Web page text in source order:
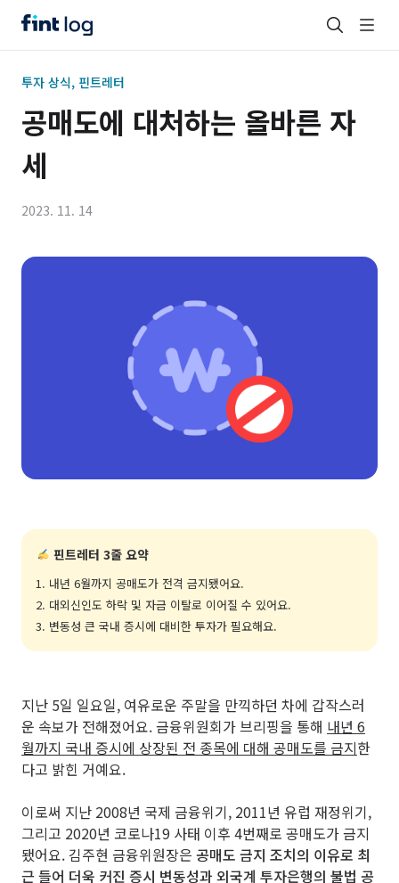
투자 상식, 핀트레터
공매도에 대처하는 올바른 자
세
2023. 11. 14
핀트레터 3줄 요약
1. 내년 6월까지 공매도가 전격 금지됐어요.
2. 대외신인도 하락 및 자금 이탈로 이어질 수 있어요.
3. 변동성 큰 국내 증시에 대비한 투자가 필요해요.
지난 5일 일요일, 여유로운 주말을 만끽하던 차에 갑작스러
운 속보가 전해졌어요. 금융위원회가 브리핑을 통해 내년 6
월까지 국내 증시에 상장된 전 종목에 대해 공매도를 금지한
다고 밝힌 거예요.
이로써 지난 2008년 국제 금융위기, 2011년 유럽 재정위기,
그리고 2020년 코로나19 사태 이후 4번째로 공매도가 금지
됐어요. 김주현 금융위원장은 공매도 금지 조치의 이유로 최
근 들어 더욱 커진 증시 변동성과 외국계 투자은행의 불법 공